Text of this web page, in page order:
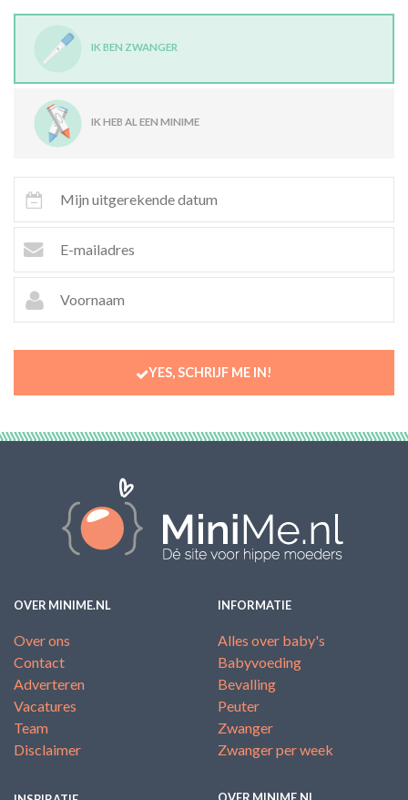
IK BEN ZWANGER
IK HEB AL EEN MINIME
YES, SCHRIJF ME IN!
OVER MINIME.NL
Over ons
Contact
Adverteren
Vacatures
Team
Disclaimer
INFORMATIE
Alles over baby's
Babyvoeding
Bevalling
Peuter
Zwanger
Zwanger per week